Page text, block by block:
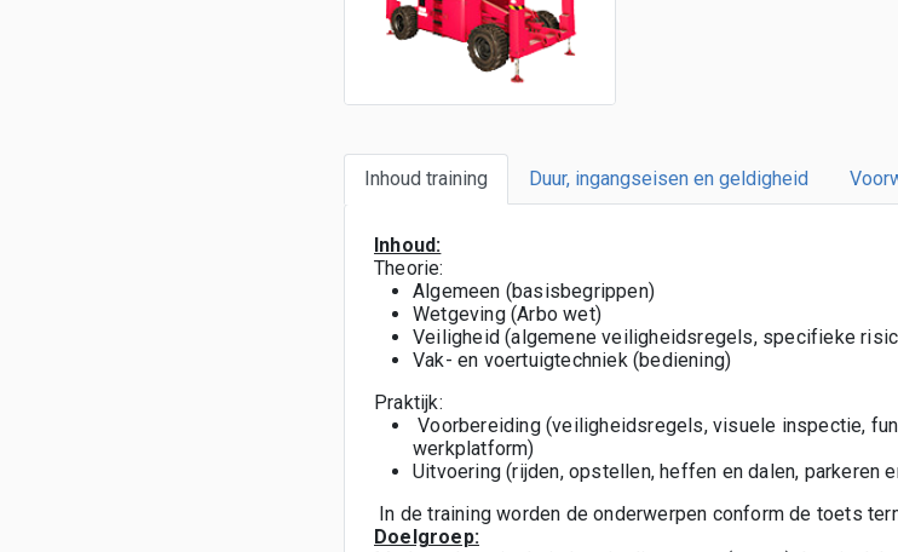
Inhoud training Duur, ingangseisen en geldigheid
Inhoud:
Theorie:
Algemeen (basisbegrippen)
Wetgeving (Arbo wet)
Veiligheid (algemene veiligheidsregels, specifieke
Vak- en voertuigtechniek (bediening)
Praktijk:
Voorbereiding (veiligheidsregels, visuele inspectie,
werkplatform)
Uitvoering (rijden, opstellen, heffen en dalen, parkeren
In de training worden de onderwerpen conform de toets
Doelgroep: